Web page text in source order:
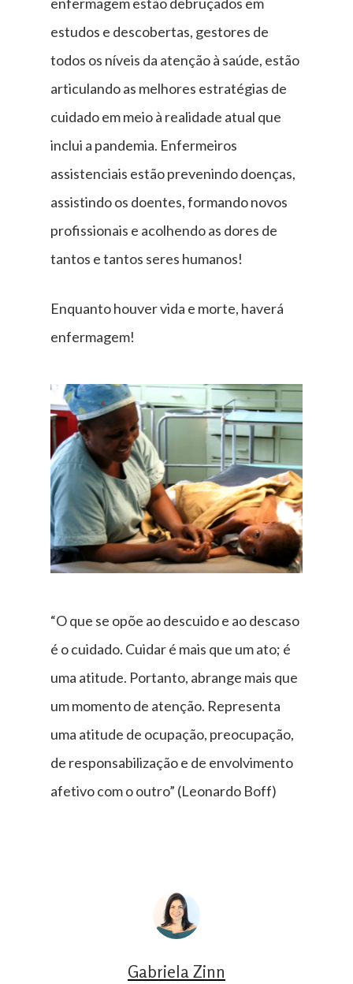
estudos e descobertas, gestores de
todos os níveis da atenção à saúde, estão
articulando as melhores estratégias de
cuidado em meio à realidade atual que
inclui a pandemia. Enfermeiros
assistenciais estão prevenindo doenças,
assistindo os doentes, formando novos
profissionais e acolhendo as dores de
tantos e tantos seres humanos!
Enquanto houver vida e morte, haverá
enfermagem!
“O que se opõe ao descuido e ao descaso
é o cuidado. Cuidar é mais que um ato; é
uma atitude. Portanto, abrange mais que
um momento de atenção. Representa
uma atitude de ocupação, preocupação,
de responsabilização e de envolvimento
afetivo com o outro” (Leonardo Boff)
Gabriela Zinn